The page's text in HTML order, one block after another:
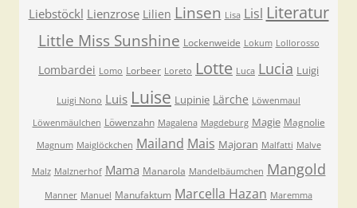
Liebstöckl Lienzrose Lilien Linsen Lisa Lisl Literatur
Little Miss Sunshine Lockenweide Lokum Lollorosso
Lombardei Lomo Lorbeer Loreto Lotte Luca Lucia Luigi
Luigi Nono Luis Luise Lupinie Lärche Löwenmaul
Löwenmäulchen Löwenzahn Magalena Magdeburg Magie Magnolie
Magnum Maiglöckchen Mailand Mais Majoran Malfatti Malve
Malz Malznerhof Mama Manarola Mandelbäumchen Mangold
Manner Manuel Manufaktum Marcella Hazan Maremma